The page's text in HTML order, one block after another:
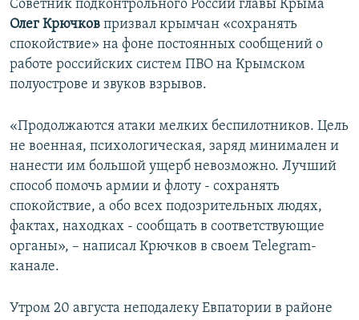
Советник подконтрольного России главы Крыма
Олег Крючков призвал крымчан «сохранять
спокойствие» на фоне постоянных сообщений о
работе российских систем ПВО на Крымском
полуострове и звуков взрывов.
«Продолжаются атаки мелких беспилотников. Цель
не военная, психологическая, заряд минимален и
нанести им большой ущерб невозможно. Лучший
способ помочь армии и флоту - сохранять
спокойствие, а обо всех подозрительных людях,
фактах, находках - сообщать в соответствующие
органы», – написал Крючков в своем Telegram-
канале.
Утром 20 августа неподалеку Евпатории в районе